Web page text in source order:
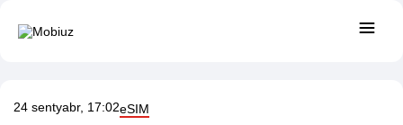
24 sentyabr, 17:02eSIM